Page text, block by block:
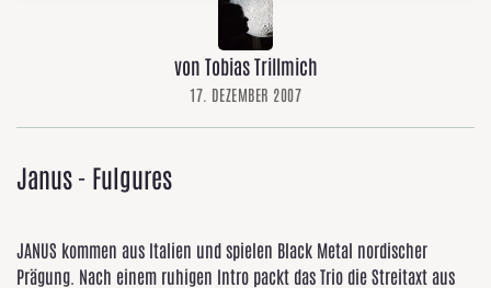
von Tobias Trillmich
17. DEZEMBER 2007
Janus - Fulgures
JANUS kommen aus Italien und spielen Black Metal nordischer
Prägung. Nach einem ruhigen Intro packt das Trio die Streitaxt aus